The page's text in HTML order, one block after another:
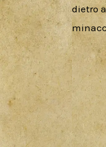
dietro